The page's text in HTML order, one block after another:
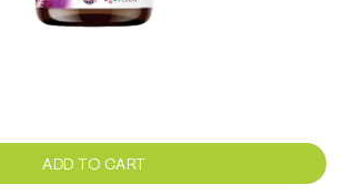
ADD TO CART